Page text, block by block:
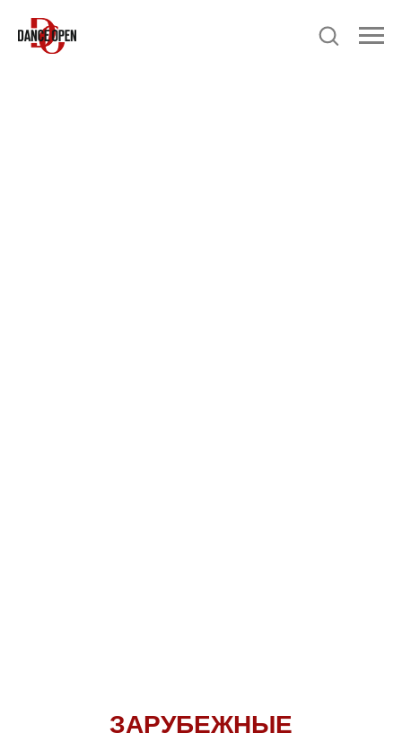
ЗАРУБЕЖНЫЕ